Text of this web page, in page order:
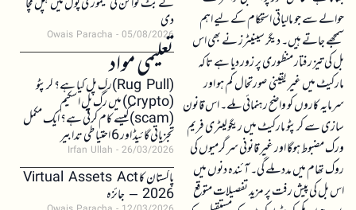
حوالے سے جو مالیاتی استحکام کے لیے اہم
سمجھے جاتے ہیں۔ دیگر سینیٹرز نے بھی اس
بل کی تیز رفتار منظوری پر زور دیا ہے تاکہ
مارکیٹ میں غیر یقینی صورتحال کم ہو اور
سرمایہ کاروں کو واضح رہنمائی ملے۔ اس قانون
سازی سے کرپٹو مارکیٹ میں ریگولیٹری فریم
ورک مضبوط ہوگا اور غیر قانونی سرگرمیوں کی
روک تھام میں مدد ملے گی۔ آئندہ دنوں میں
اس بل کی پیش رفت پر مزید تفصیلات متوقع
دی
Owais Paracha 05/08/2026
تعلیمی مواد(Rug Pull)رگ پل کیا ہے؟ کرپٹو
(Crypto) میں رگ پل اسکیم
(scam)کیسے کام کرتی ہے؟ ایک مکمل
تجزیاتی گائیڈ اور 6 احتیاطی تدابیر
Irfan Ullah 26/03/2026
پاکستان کا Virtual Assets Act
2026 – جائزہ